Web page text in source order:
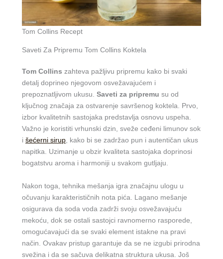
Tom Collins Recept
Saveti Za Pripremu Tom Collins Koktela
Tom Collins zahteva pažljivu pripremu kako bi svaki
detalj doprineo njegovom osvežavajućem i
prepoznatljivom ukusu. Saveti za pripremu su od
ključnog značaja za ostvarenje savršenog koktela. Prvo,
izbor kvalitetnih sastojaka predstavlja osnovu uspeha.
Važno je koristiti vrhunski dzin, sveže ceđeni limunov sok
i šećerni sirup , kako bi se zadržao pun i autentičan ukus
napitka. Uzimanje u obzir kvaliteta sastojaka doprinosi
bogatstvu aroma i harmoniji u svakom gutljaju.
Nakon toga, tehnika mešanja igra značajnu ulogu u
očuvanju karakterističnih nota pića. Lagano mešanje
osigurava da soda voda zadrži svoju osvežavajuću
mekoću, dok se ostali sastojci ravnomerno rasporede,
omogućavajući da se svaki element istakne na pravi
način. Ovakav pristup garantuje da se ne izgubi prirodna
svežina i da se sačuva delikatna struktura ukusa. Još